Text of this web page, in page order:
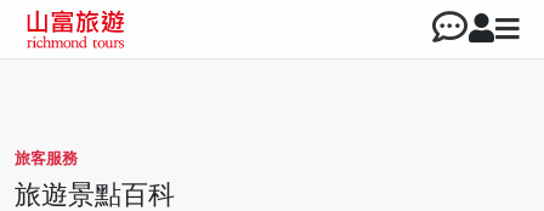
旅客服務
旅遊景點百科